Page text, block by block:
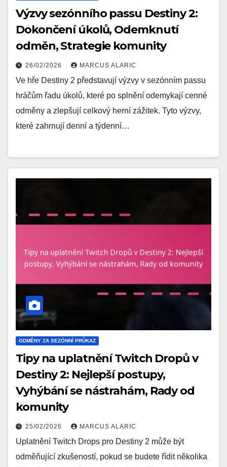
Výzvy sezónního passu Destiny 2:
Dokončení úkolů, Odemknutí
odměn, Strategie komunity
26/02/2026 MARCUS ALARIC
Ve hře Destiny 2 představují výzvy v sezónním passu
hráčům řadu úkolů, které po splnění odemykají cenné
odměny a zlepšují celkový herní zážitek. Tyto výzvy,
které zahrnují denní a týdenní…
ODMĚNY ZA SEZÓNNÍ PRŮKAZ
Tipy na uplatnění Twitch Dropů v
Destiny 2: Nejlepší postupy,
Vyhýbání se nástrahám, Rady od
komunity
25/02/2026 MARCUS ALARIC
Uplatnění Twitch Drops pro Destiny 2 může být
odměňující zkušeností, pokud se budete řídit několika